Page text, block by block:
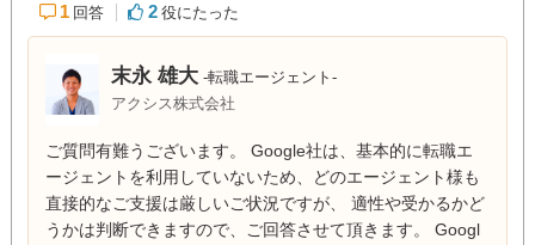
1 回答 2 役にたった
末永 雄大 -転職エージェント-
アクシス株式会社
ご質問有難うございます。 Google社は、基本的に転職エ
ージェントを利用していないため、どのエージェント様も
直接的なご支援は厳しいご状況ですが、 適性や受かるかど
うかは判断できますので、ご回答させて頂きます。 Googl